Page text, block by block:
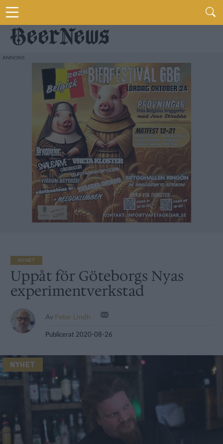
NYHET
Uppåt för Göteborgs Nyas
experimentverkstad
Av Peter Lindh
Publicerat 2020-08-26
NYHET